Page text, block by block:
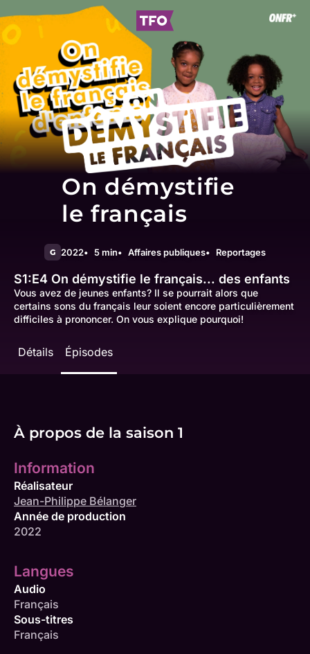
On démystifie
le français
G 2022 5 min Affaires publiques Reportages
S1:E4 On démystifie le français... des enfants
Vous avez de jeunes enfants? Il se pourrait alors que
certains sons du français leur soient encore particulièrement
difficiles à prononcer. On vous explique pourquoi!
Détails Épisodes
À propos de la saison 1
Information
Réalisateur
Jean-Philippe Bélanger
Année de production
2022
Langues
Audio
Français
Sous-titres
Français